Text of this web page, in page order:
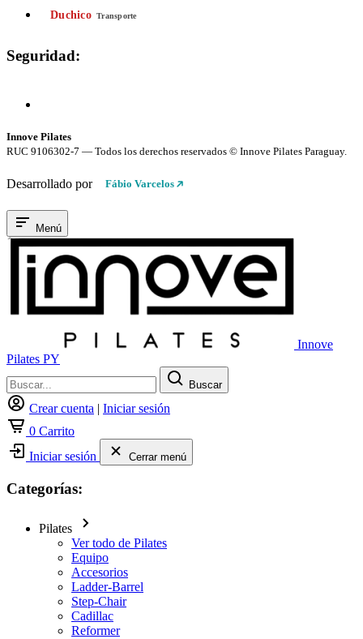
Duchico Transporte
Seguridad:
Innove Pilates
RUC 9106302-7 — Todos los derechos reservados © Innove Pilates Paraguay.
Desarrollado por Fábio Varcelos
Menú
Innove
Pilates PY
Buscar
Crear cuenta | Iniciar sesión
0 Carrito
Iniciar sesión
Cerrar menú
Categorías:
Pilates
Ver todo de Pilates
Equipo
Accesorios
Ladder-Barrel
Step-Chair
Cadillac
Reformer